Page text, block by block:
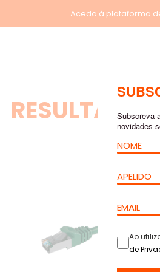
Aceda à plataforma
Subscreva
novidades
Ao
de